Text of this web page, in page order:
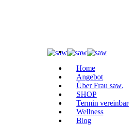
Home
Angebot
Über Frau saw.
SHOP
Termin
Wellness
Blog